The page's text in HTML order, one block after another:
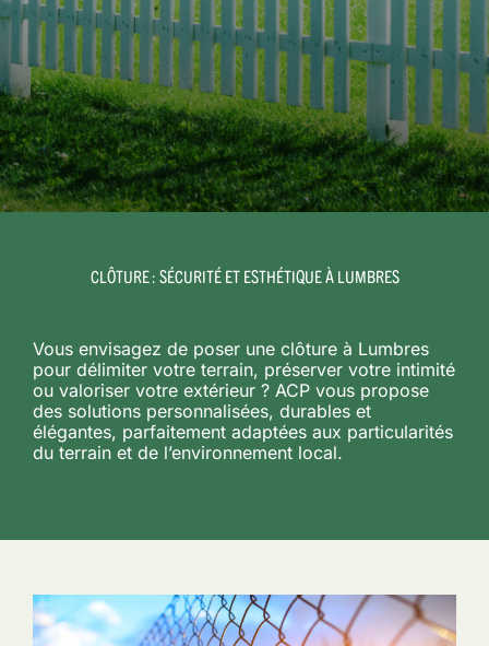
CLÔTURE : SÉCURITÉ ET ESTHÉTIQUE À LUMBRES
Vous envisagez de poser une clôture à Lumbres
pour délimiter votre terrain, préserver votre intimité
ou valoriser votre extérieur ? ACP vous propose
des solutions personnalisées, durables et
élégantes, parfaitement adaptées aux particularités
du terrain et de l’environnement local.